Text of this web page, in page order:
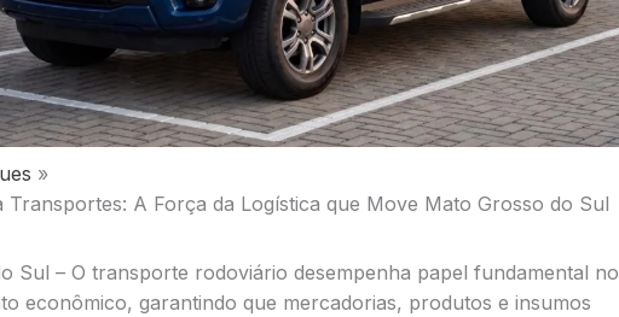
Transportes: A Força da Logística que Move Mato Grosso do Sul
Sul – O transporte rodoviário desempenha papel fundamental no
econômico, garantindo que mercadorias, produtos e insumos